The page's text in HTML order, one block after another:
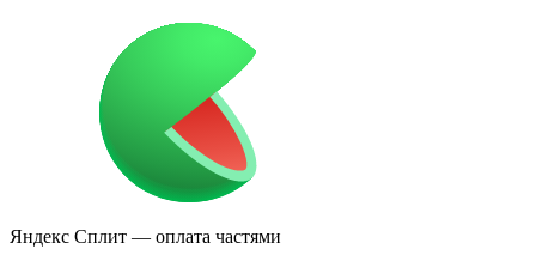
Яндекс Сплит — оплата частями